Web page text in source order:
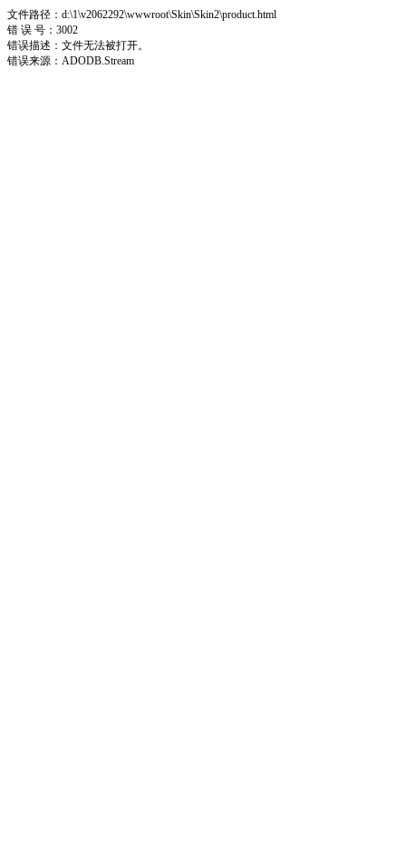
文件路径：d:\1\v2062292\wwwroot\Skin\Skin2\product.html
错 误 号：3002
错误描述：文件无法被打开。
错误来源：ADODB.Stream